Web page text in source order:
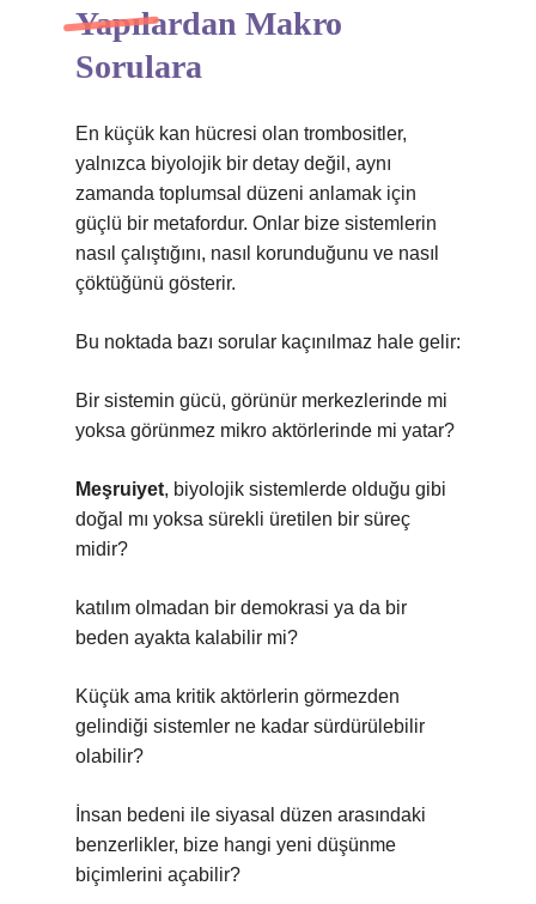
Yapılardan Makro
Sorulara
En küçük kan hücresi olan trombositler,
yalnızca biyolojik bir detay değil, aynı
zamanda toplumsal düzeni anlamak için
güçlü bir metafordur. Onlar bize sistemlerin
nasıl çalıştığını, nasıl korunduğunu ve nasıl
çöktüğünü gösterir.
Bu noktada bazı sorular kaçınılmaz hale gelir:
Bir sistemin gücü, görünür merkezlerinde mi
yoksa görünmez mikro aktörlerinde mi yatar?
Meşruiyet, biyolojik sistemlerde olduğu gibi
doğal mı yoksa sürekli üretilen bir süreç
midir?
katılım olmadan bir demokrasi ya da bir
beden ayakta kalabilir mi?
Küçük ama kritik aktörlerin görmezden
gelindiği sistemler ne kadar sürdürülebilir
olabilir?
İnsan bedeni ile siyasal düzen arasındaki
benzerlikler, bize hangi yeni düşünme
biçimlerini açabilir?